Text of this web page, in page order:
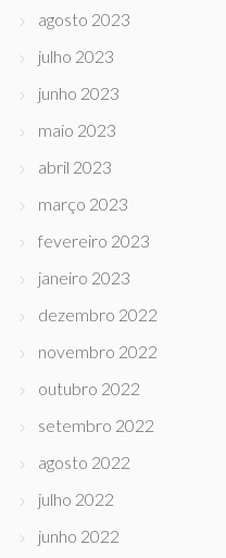
agosto 2023
julho 2023
junho 2023
maio 2023
abril 2023
março 2023
fevereiro 2023
janeiro 2023
dezembro 2022
novembro 2022
outubro 2022
setembro 2022
agosto 2022
julho 2022
junho 2022